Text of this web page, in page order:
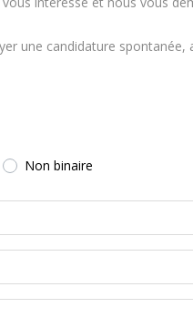
une candidature spontanée,
Non binaire